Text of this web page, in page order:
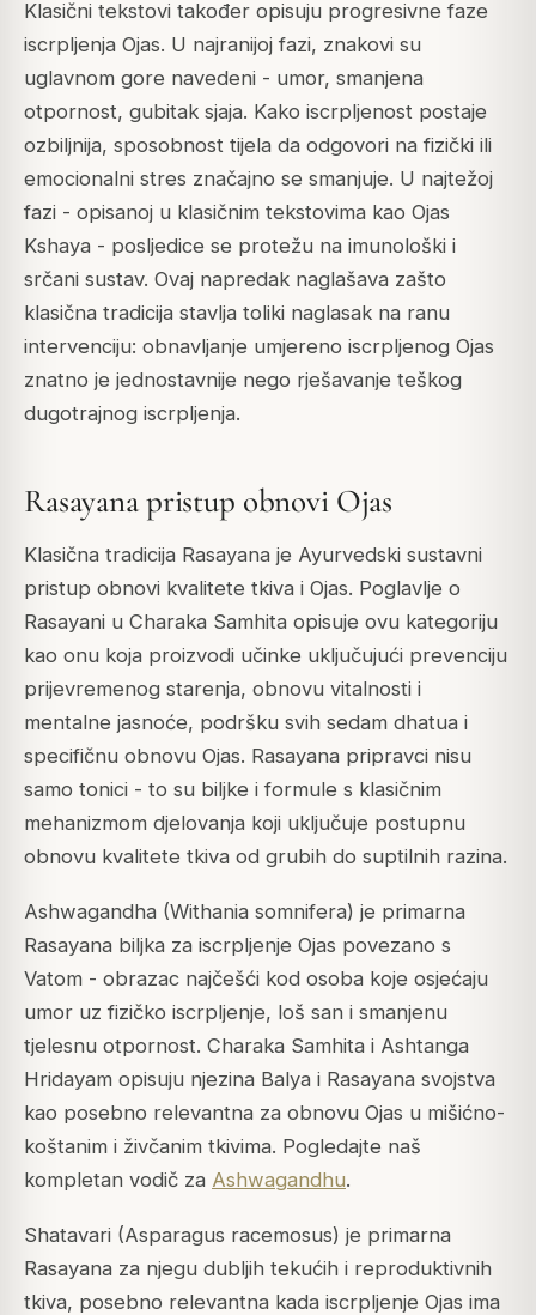
Klasični tekstovi također opisuju progresivne faze
iscrpljenja Ojas. U najranijoj fazi, znakovi su
uglavnom gore navedeni - umor, smanjena
otpornost, gubitak sjaja. Kako iscrpljenost postaje
ozbiljnija, sposobnost tijela da odgovori na fizički ili
emocionalni stres značajno se smanjuje. U najtežoj
fazi - opisanoj u klasičnim tekstovima kao Ojas
Kshaya - posljedice se protežu na imunološki i
srčani sustav. Ovaj napredak naglašava zašto
klasična tradicija stavlja toliki naglasak na ranu
intervenciju: obnavljanje umjereno iscrpljenog Ojas
znatno je jednostavnije nego rješavanje teškog
dugotrajnog iscrpljenja.
Rasayana pristup obnovi Ojas
Klasična tradicija Rasayana je Ayurvedski sustavni
pristup obnovi kvalitete tkiva i Ojas. Poglavlje o
Rasayani u Charaka Samhita opisuje ovu kategoriju
kao onu koja proizvodi učinke uključujući prevenciju
prijevremenog starenja, obnovu vitalnosti i
mentalne jasnoće, podršku svih sedam dhatua i
specifičnu obnovu Ojas. Rasayana pripravci nisu
samo tonici - to su biljke i formule s klasičnim
mehanizmom djelovanja koji uključuje postupnu
obnovu kvalitete tkiva od grubih do suptilnih razina.
Ashwagandha (Withania somnifera) je primarna
Rasayana biljka za iscrpljenje Ojas povezano s
Vatom - obrazac najčešći kod osoba koje osjećaju
umor uz fizičko iscrpljenje, loš san i smanjenu
tjelesnu otpornost. Charaka Samhita i Ashtanga
Hridayam opisuju njezina Balya i Rasayana svojstva
kao posebno relevantna za obnovu Ojas u mišićno-
koštanim i živčanim tkivima. Pogledajte naš
kompletan vodič za Ashwagandhu.
Shatavari (Asparagus racemosus) je primarna
Rasayana za njegu dubljih tekućih i reproduktivnih
tkiva, posebno relevantna kada iscrpljenje Ojas ima